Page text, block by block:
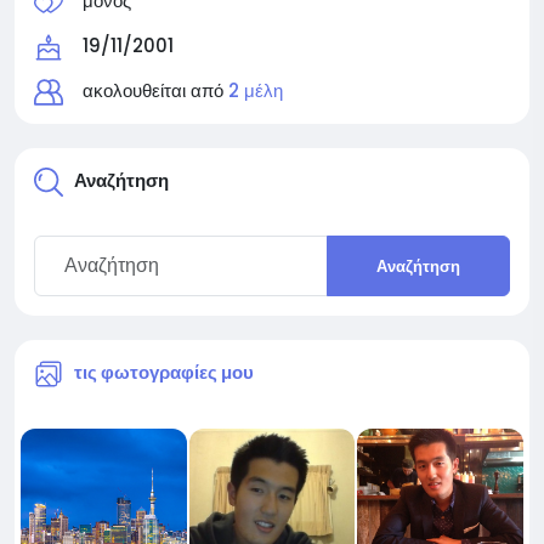
19/11/2001
ακολουθείται από 2 μέλη
Αναζήτηση
Αναζήτηση
τις φωτογραφίες μου